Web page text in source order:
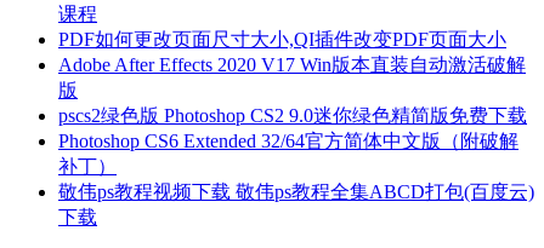
课程
PDF如何更改页面尺寸大小,QI插件改变PDF页面大小
Adobe After Effects 2020 V17 Win版本直装自动激活破解
版
pscs2绿色版 Photoshop CS2 9.0迷你绿色精简版免费下载
Photoshop CS6 Extended 32/64官方简体中文版（附破解
补丁）
敬伟ps教程视频下载 敬伟ps教程全集ABCD打包(百度云)
下载